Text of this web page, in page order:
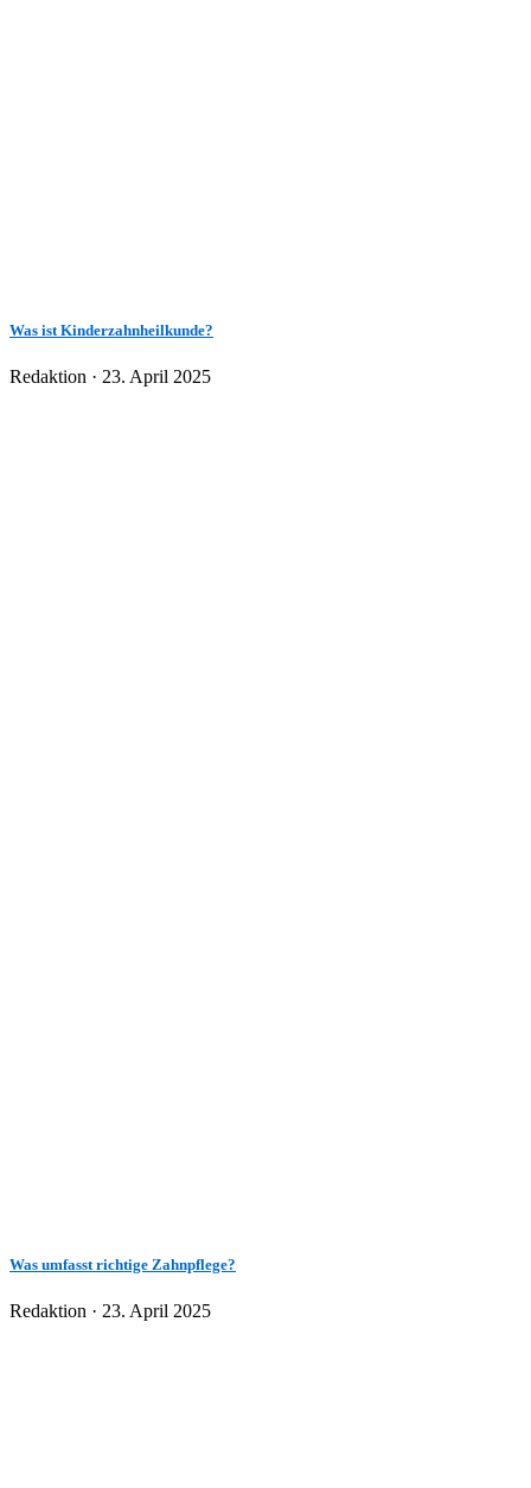
Was ist Kinderzahnheilkunde?
Redaktion · Veröffentlicht
23. April 2025
Was umfasst richtige Zahnpflege?
Redaktion · Veröffentlicht
23. April 2025